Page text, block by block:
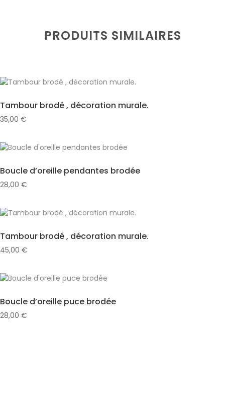
PRODUITS SIMILAIRES
Tambour brodé , décoration murale.
35,00 €
Boucle d’oreille pendantes brodée
28,00 €
Tambour brodé , décoration murale.
45,00 €
Boucle d’oreille puce brodée
28,00 €